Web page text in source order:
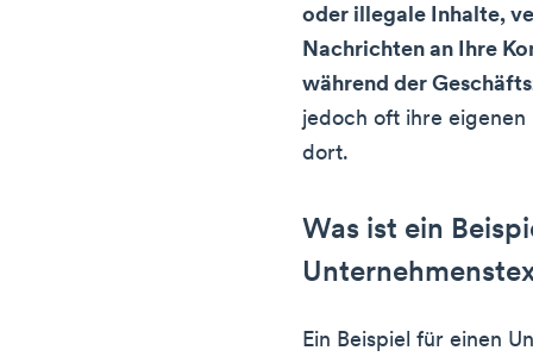
oder illegale Inhalte,
Nachrichten an Ihre
während der
jedoch oft ihre eigenen
dort.
Was ist ein
Ein Beispiel für einen